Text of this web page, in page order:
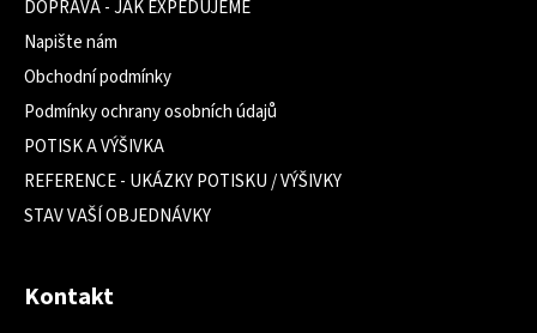
DOPRAVA - JAK EXPEDUJEME
Napište nám
Obchodní podmínky
Podmínky ochrany osobních údajů
POTISK A VÝŠIVKA
REFERENCE - UKÁZKY POTISKU / VÝŠIVKY
STAV VAŠÍ OBJEDNÁVKY
Kontakt